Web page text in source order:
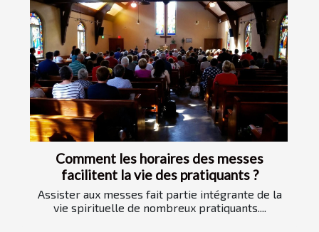
Comment les horaires des messes
facilitent la vie des pratiquants ?
Assister aux messes fait partie intégrante de la
vie spirituelle de nombreux pratiquants....